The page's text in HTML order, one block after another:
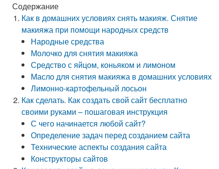
Содержание
Как в домашних условиях снять макияж. Снятие
макияжа при помощи народных средств
Народные средства
Молочко для снятия макияжа
Средство с яйцом, коньяком и лимоном
Масло для снятия макияжа в домашних условиях
Лимонно-картофельный лосьон
Как сделать. Как создать свой сайт бесплатно
своими руками – пошаговая инструкция
С чего начинается любой сайт?
Определение задач перед созданием сайта
Технические аспекты создания сайта
Конструкторы сайтов